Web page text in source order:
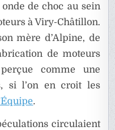
de choc au sein
à Viry-Châtillon.
mère d’Alpine, de
de moteurs
comme une
si l’on en croit les
.
circulaient